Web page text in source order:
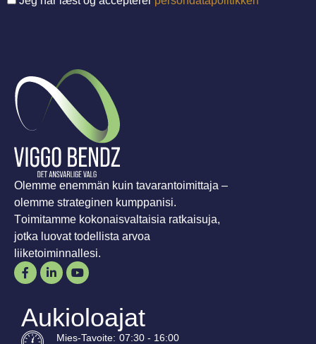
Olemme enemmän kuin tavarantoimittaja –
olemme strateginen kumppanisi.
Toimitamme kokonaisvaltaisia ratkaisuja,
jotka luovat todellista arvoa
liiketoiminnallesi.
Aukioloajat
Mies-Tavoite: 07:30 - 16:00